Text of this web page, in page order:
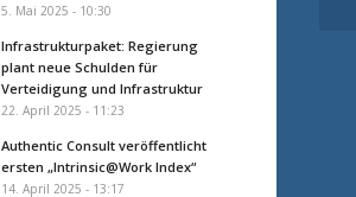
5. Mai 2025 - 10:30
Infrastrukturpaket: Regierung
plant neue Schulden für
Verteidigung und Infrastruktur
22. April 2025 - 11:23
Authentic Consult veröffentlicht
ersten „Intrinsic@Work Index“
14. April 2025 - 13:17